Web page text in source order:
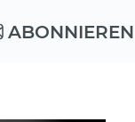
ABONNIEREN